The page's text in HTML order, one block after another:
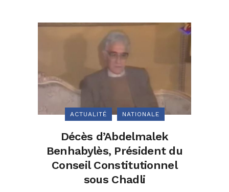
ACTUALITÉ NATIONALE
Décès d’Abdelmalek
Benhabylès, Président du
Conseil Constitutionnel
sous Chadli